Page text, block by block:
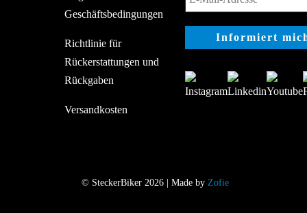
Geschäftsbedingungen
Richtlinie für
Rückerstattungen und
Rückgaben
Versandkosten
© SteckerBiker 2026 | Made by Zofie